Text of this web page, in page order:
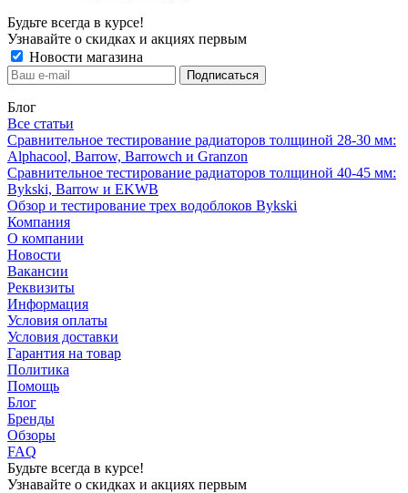
Будьте всегда в курсе!
Узнавайте о скидках и акциях первым
Новости магазина
Блог
Все статьи
Сравнительное тестирование радиаторов толщиной 28-30 мм:
Alphacool, Barrow, Barrowch и Granzon
Сравнительное тестирование радиаторов толщиной 40-45 мм:
Bykski, Barrow и EKWB
Обзор и тестирование трех водоблоков Bykski
Компания
О компании
Новости
Вакансии
Реквизиты
Информация
Условия оплаты
Условия доставки
Гарантия на товар
Политика
Помощь
Блог
Бренды
Обзоры
FAQ
Будьте всегда в курсе!
Узнавайте о скидках и акциях первым